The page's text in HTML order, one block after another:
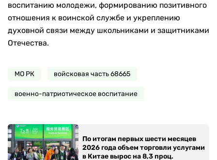
воспитанию молодежи, формированию позитивного
отношения к воинской службе и укреплению
духовной связи между школьниками и защитниками
Отечества.
МО РК войсковая часть 68665
военно-патриотическое воспитание
По итогам первых шести месяцев
2026 года объем торговли услугами
в Китае вырос на 8,3 проц.